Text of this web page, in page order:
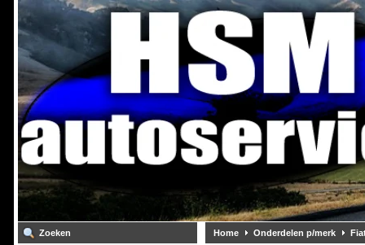
Zoeken Home Onderdelen p/merk